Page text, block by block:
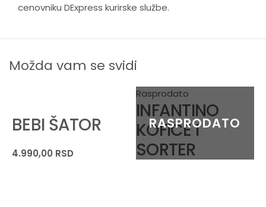
cenovniku DExpress kurirske službe.
Možda vam se svidi
BEBI ŠATOR
4.990,00 RSD
Rasprodato
INFANTINO
KOFICE I
SORTER